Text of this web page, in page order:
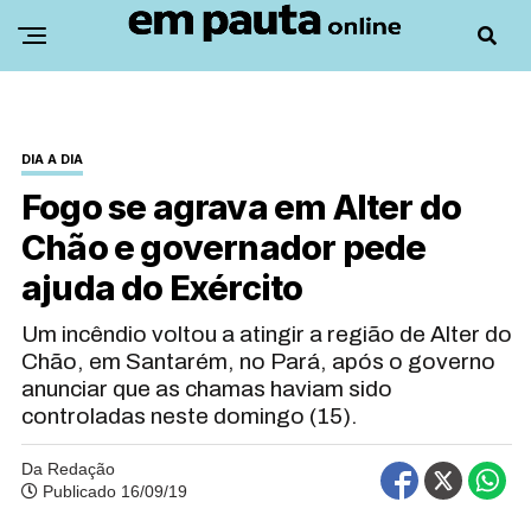
DIA A DIA
Fogo se agrava em Alter do
Chão e governador pede
ajuda do Exército
Um incêndio voltou a atingir a região de Alter do
Chão, em Santarém, no Pará, após o governo
anunciar que as chamas haviam sido
controladas neste domingo (15).
Da Redação
Publicado 16/09/19